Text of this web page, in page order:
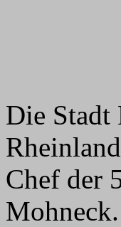
Die Stadt
Chef der
Mohneck.